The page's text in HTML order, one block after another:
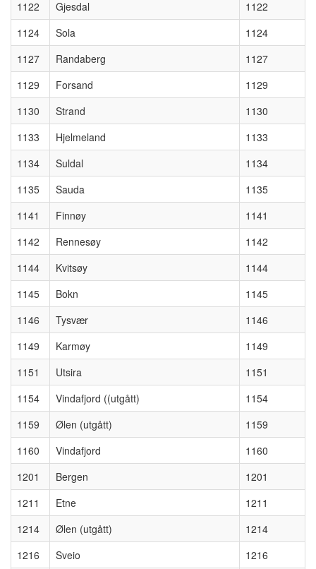
1122
Gjesdal
1122
1124
Sola
1124
1127
Randaberg
1127
1129
Forsand
1129
1130
Strand
1130
1133
Hjelmeland
1133
1134
Suldal
1134
1135
Sauda
1135
1141
Finnøy
1141
1142
Rennesøy
1142
1144
Kvitsøy
1144
1145
Bokn
1145
1146
Tysvær
1146
1149
Karmøy
1149
1151
Utsira
1151
1154
Vindafjord ((utgått)
1154
1159
Ølen (utgått)
1159
1160
Vindafjord
1160
1201
Bergen
1201
1211
Etne
1211
1214
Ølen (utgått)
1214
1216
Sveio
1216